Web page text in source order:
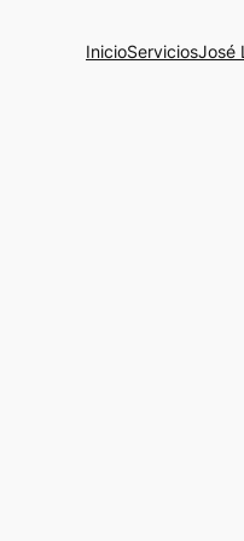
InicioServiciosJosé